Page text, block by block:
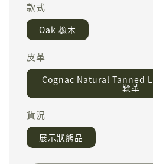
款式
Oak 橡木
皮革
Cognac Natural Tanned
鞣革
貨況
展示狀態品